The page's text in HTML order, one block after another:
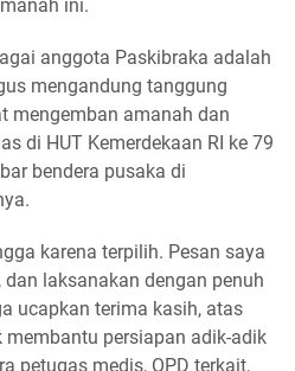
ini.
anggota Paskibraka adalah
mengandung tanggung
mengemban amanah dan
di HUT Kemerdekaan RI ke 79
bendera pusaka di
karena terpilih. Pesan saya
laksanakan dengan penuh
ucapkan terima kasih, atas
persiapan adik-adik
petugas medis, OPD terkait,